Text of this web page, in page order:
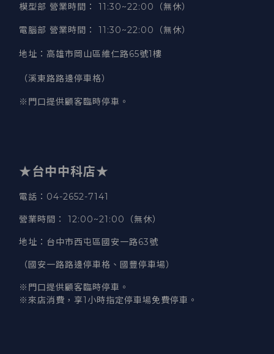
模型部 營業時間 ： 11:30~22:00（無休）
電腦部 營業時間 ： 11:30~22:00（無休）
地址 ： 高雄市岡山區維仁路65號1樓
（溪東路路邊停車格）
※門口提供顧客臨時停車。
★台中中科店★
電話 ：04-2652-7141
營業時間 ： 12:00~21:00（無休）
地址 ：台中市西屯區國安一路63號
（國安一路路邊停車格、國豐停車場）
※門口提供顧客臨時停車。
※來店消費，享1小時指定停車場免費停車。